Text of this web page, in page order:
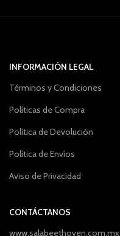
INFORMACIÓN LEGAL
Términos y Condiciones
Políticas de Compra
Política de Devolución
Política de Envíos
Aviso de Privacidad
CONTÁCTANOS
www.salabeethoven.com.mx